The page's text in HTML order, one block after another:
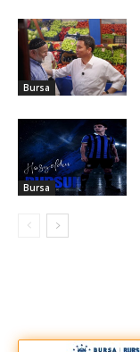
Bursa
Bursa